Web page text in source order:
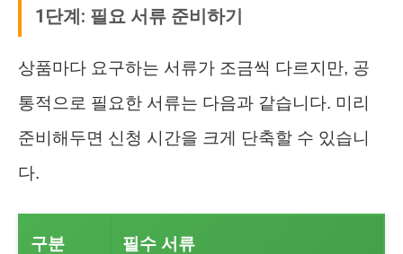
1단계: 필요 서류 준비하기
상품마다 요구하는 서류가 조금씩 다르지만, 공
통적으로 필요한 서류는 다음과 같습니다. 미리
준비해두면 신청 시간을 크게 단축할 수 있습니
다.
구분 필수 서류